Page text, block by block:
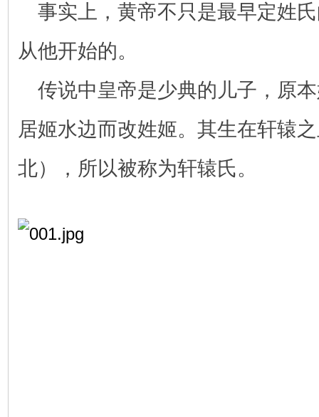
事实上，黄帝不只是最早定姓
从他开始的。
传说中皇帝是少典的儿子，原
居姬水边而改姓姬。其生在轩辕
北），所以被称为轩辕氏。